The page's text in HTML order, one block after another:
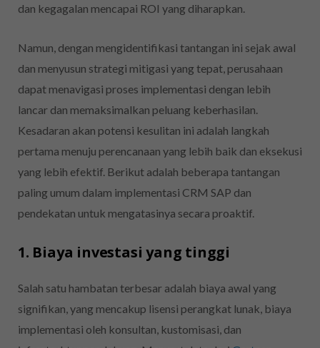
dan kegagalan mencapai ROI yang diharapkan.
Namun, dengan mengidentifikasi tantangan ini sejak awal
dan menyusun strategi mitigasi yang tepat, perusahaan
dapat menavigasi proses implementasi dengan lebih
lancar dan memaksimalkan peluang keberhasilan.
Kesadaran akan potensi kesulitan ini adalah langkah
pertama menuju perencanaan yang lebih baik dan eksekusi
yang lebih efektif. Berikut adalah beberapa tantangan
paling umum dalam implementasi CRM SAP dan
pendekatan untuk mengatasinya secara proaktif.
1. Biaya investasi yang tinggi
Salah satu hambatan terbesar adalah biaya awal yang
signifikan, yang mencakup lisensi perangkat lunak, biaya
implementasi oleh konsultan, kustomisasi, dan